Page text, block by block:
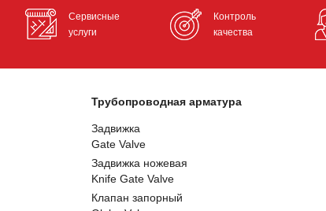
Сервисные
услуги
Контроль
качества
Трубопроводная арматура
Задвижка
Gate Valve
Задвижка ножевая
Knife Gate Valve
Клапан запорный